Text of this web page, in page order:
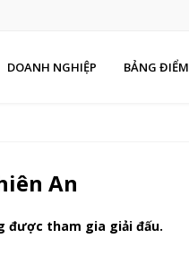
DOANH NGHIỆP BẢNG ĐIỂM
An
được tham gia giải đấu.